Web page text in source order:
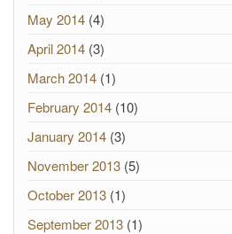
May 2014 (4)
April 2014 (3)
March 2014 (1)
February 2014 (10)
January 2014 (3)
November 2013 (5)
October 2013 (1)
September 2013 (1)